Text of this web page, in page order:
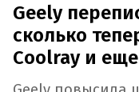
Geely
сколько
Coolray и